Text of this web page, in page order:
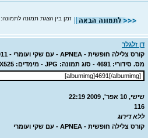
זמן בין הצגת תמונה לתמונה:
דן זלגלר
קורס צלילה חופשית - APNEA - עם שקי ועומרי - 011
מס. סידורי: 4691 - סוג תמונה: JPG - מימדים: 72KB - 700X525
שישי, 10 אפר', 2009 22:19
116
ללא דירוג
קורס צלילה חופשית - APNEA - עם שקי ועומרי